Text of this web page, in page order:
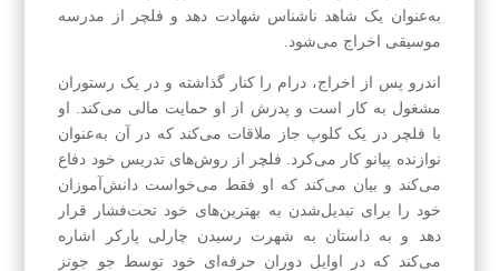
به‌عنوان یک شاهد ناشناس شهادت دهد و فلچر از مدرسه
موسیقی اخراج می‌شود.
اندرو پس از اخراج، درام را کنار گذاشته و در یک رستوران
مشغول به کار است و پدرش از او حمایت مالی می‌کند. او
با فلچر در یک کلوپ جاز ملاقات می‌کند که در آن به‌عنوان
نوازنده پیانو کار می‌کرد. فلچر از روش‌های تدریس خود دفاع
می‌کند و بیان می‌کند که او فقط می‌خواست دانش‌آموزان
خود را برای تبدیل‌شدن به بهترین‌های خود تحت‌فشار قرار
دهد و به داستان به شهرت رسیدن چارلی پارکر اشاره
می‌کند که در اوایل دوران حرفه‌ای خود توسط جو جونز